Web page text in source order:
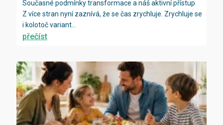
Současné podmínky transformace a náš aktivní přístup
Z více stran nyní zaznívá, že se čas zrychluje. Zrychluje se
i kolotoč variant...
přečíst